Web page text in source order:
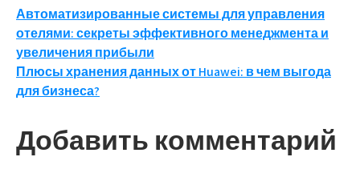
Навигация
по
записям
Автоматизированные системы для управления
отелями: секреты эффективного менеджмента и
увеличения прибыли
Плюсы хранения данных от Huawei: в чем выгода
для бизнеса?
Добавить комментарий